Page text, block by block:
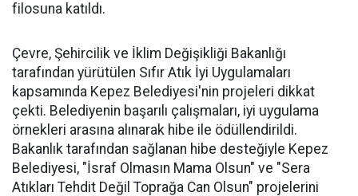
filosuna katıldı.
Çevre, Şehircilik ve İklim Değişikliği Bakanlığı
tarafından yürütülen Sıfır Atık İyi Uygulamaları
kapsamında Kepez Belediyesi'nin projeleri dikkat
çekti. Belediyenin başarılı çalışmaları, iyi uygulama
örnekleri arasına alınarak hibe ile ödüllendirildi.
Bakanlık tarafından sağlanan hibe desteğiyle Kepez
Belediyesi, "İsraf Olmasın Mama Olsun" ve "Sera
Atıkları Tehdit Değil Toprağa Can Olsun" projelerini